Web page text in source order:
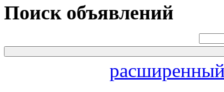
Поиск объявлений